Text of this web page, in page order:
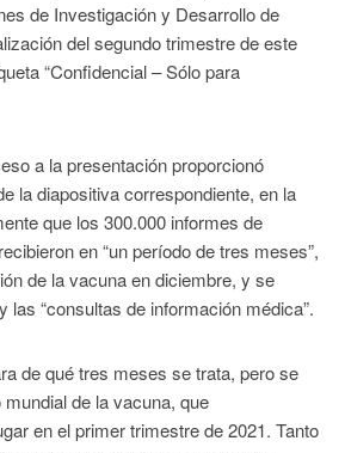
de Investigación y Desarrollo de
del segundo trimestre de este
“Confidencial – Sólo para
a la presentación proporcionó
la diapositiva correspondiente, en la
que los 300.000 informes de
en “un período de tres meses”,
de la vacuna en diciembre, y se
las “consultas de información médica”.
de qué tres meses se trata, pero se
de la vacuna, que
en el primer trimestre de 2021. Tanto